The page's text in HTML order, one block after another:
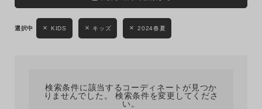
KIDS キッズ 2024春夏
検索条件に該当するコーディネートが見つか
りませんでした。 検索条件を変更してくださ
い。